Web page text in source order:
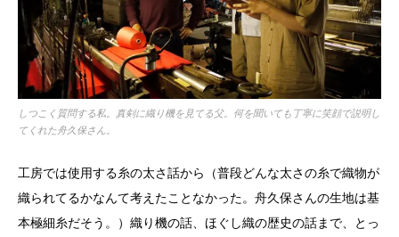
しつこく質問する私。真剣に織り機を見てる父。何を聞いても丁寧に笑顔で説明し
てくれた舟久保さん。
工房では使用する糸の太さ話から（普段どんな太さの糸で織物が
織られてるかなんて考えたことなかった。舟久保さんの生地は基
本極細糸だそう。）織り機の話、ほぐし織の歴史の話まで、とっ